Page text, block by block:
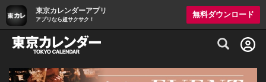
東京カレンダーアプリ
アプリなら超サクサク！
無料ダウンロード
グルメ情報・プレミアムレストラン予約